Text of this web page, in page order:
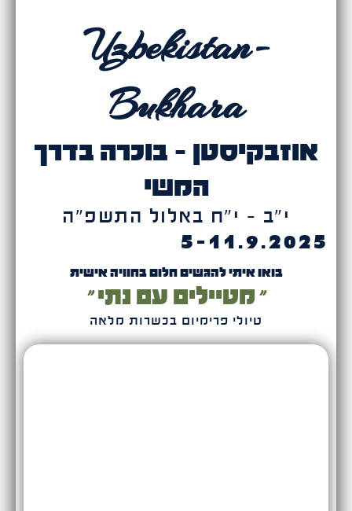
Uzbekistan-
Bukhara
אוזבקיסטן - בוכרה בדרך
המשי
י״ב - י״ח באלול התשפ״ה
5-11.9.2025
בואו איתי להגשים חלום בחוויה אישית
״ מטיילים עם נתי ״
טיולי פרימיום בכשרות מלאה